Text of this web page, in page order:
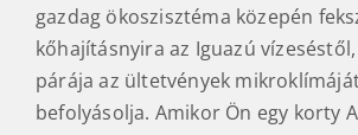
Az Andresito Tradicional Yerba
aCooperativa Yerbatera Andresito
kapta a nevét, ahol termelik, ami
Andresito tábornokról kapta a